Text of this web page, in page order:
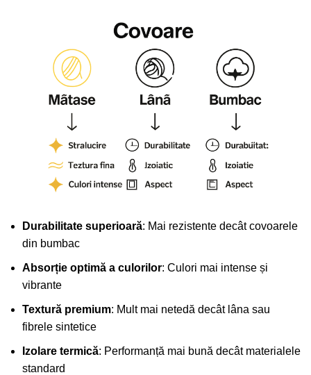
Durabilitate superioară: Mai rezistente decât covoarele
din bumbac
Absorție optimă a culorilor: Culori mai intense și
vibrante
Textură premium: Mult mai netedă decât lâna sau
fibrele sintetice
Izolare termică: Performanță mai bună decât materialele
standard